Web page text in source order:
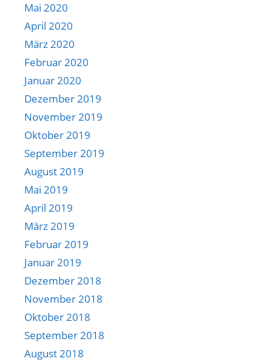
Mai 2020
April 2020
März 2020
Februar 2020
Januar 2020
Dezember 2019
November 2019
Oktober 2019
September 2019
August 2019
Mai 2019
April 2019
März 2019
Februar 2019
Januar 2019
Dezember 2018
November 2018
Oktober 2018
September 2018
August 2018